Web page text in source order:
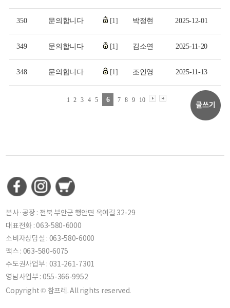
350 문의합니다 [1] 박정현 2025-12-01
349 문의합니다 [1] 김소연 2025-11-20
348 문의합니다 [1] 조인영 2025-11-13
1 2 3 4 5 6 7 8 9 10
본사·공장 : 전북 부안군 행안면 옥여길 32-29
대표전화 : 063-580-6000
소비자상담실 : 063-580-6000
팩스 : 063-580-6075
수도권사업부 : 031-261-7301
영남사업부 : 055-366-9952
Copyright © 참프레. All rights reserved.